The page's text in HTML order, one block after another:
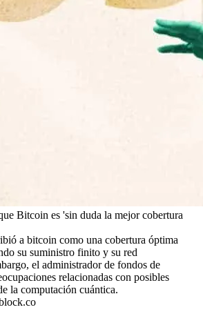
Bitcoin es 'sin duda la mejor cobertura
a bitcoin como una cobertura óptima
su suministro finito y su red
el administrador de fondos de
relacionadas con posibles
la computación cuántica.